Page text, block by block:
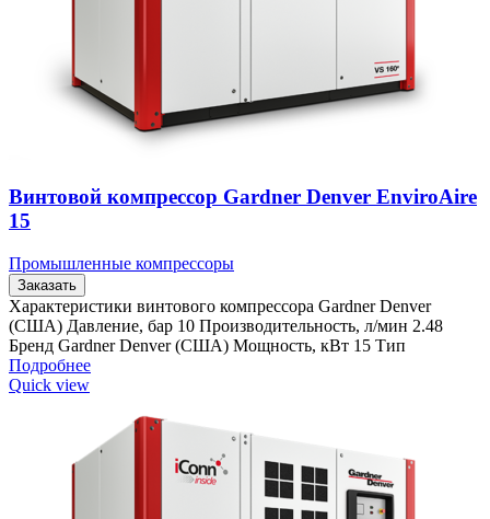
Винтовой компрессор Gardner Denver EnviroAire
15
Промышленные компрессоры
Заказать
Характеристики винтового компрессора Gardner Denver
(США) Давление, бар 10 Производительность, л/мин 2.48
Бренд Gardner Denver (США) Мощность, кВт 15 Тип
Подробнее
Quick view